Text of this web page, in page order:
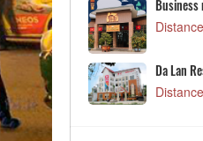
km
Campus 3
km